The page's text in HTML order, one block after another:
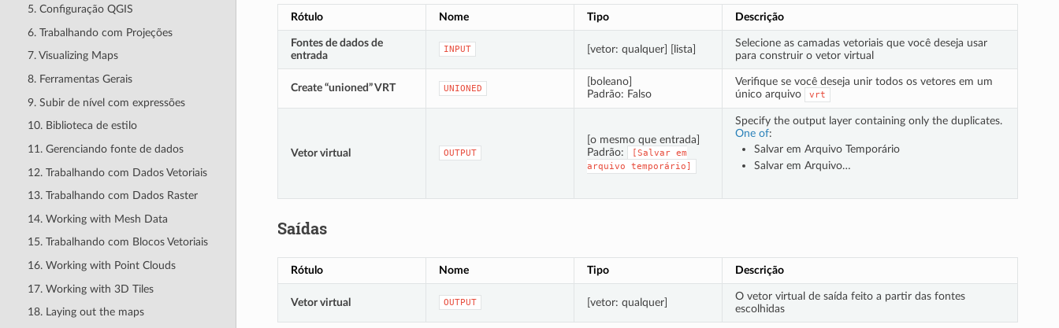
5. Configuração QGIS
6. Trabalhando com Projeções
7. Visualizing Maps
8. Ferramentas Gerais
9. Subir de nível com expressões
10. Biblioteca de estilo
11. Gerenciando fonte de dados
12. Trabalhando com Dados Vetoriais
13. Trabalhando com Dados Raster
14. Working with Mesh Data
15. Trabalhando com Blocos Vetoriais
16. Working with Point Clouds
17. Working with 3D Tiles
18. Laying out the maps
Rótulo Nome Tipo Descrição
Fontes de dados de
entrada
INPUT [vetor: qualquer] [lista]
Selecione as camadas vetoriais que você deseja usar
para construir o vetor virtual
Create “unioned” VRT UNIONED
[boleano]
Padrão: Falso
Verifique se você deseja unir todos os vetores em um
único arquivo
vrt
Vetor virtual OUTPUT
[o mesmo que entrada]
Padrão:
[Salvar em
arquivo
temporário]
Specify the output layer containing only the duplicates.
One of:
Salvar em Arquivo Temporário
Salvar em Arquivo…
Saídas
Rótulo Nome Tipo Descrição
Vetor virtual OUTPUT [vetor: qualquer]
O vetor virtual de saída feito a partir das fontes
escolhidas